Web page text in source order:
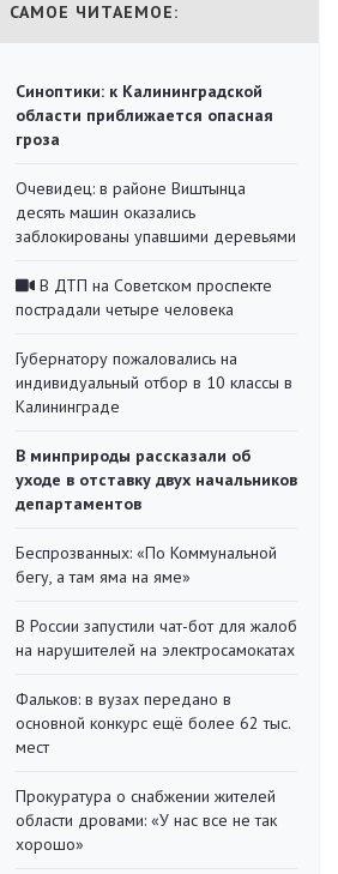
САМОЕ ЧИТАЕМОЕ:
Синоптики: к Калининградской
области приближается опасная
гроза
Очевидец: в районе Виштынца
десять машин оказались
заблокированы упавшими деревьями
В ДТП на Советском проспекте
пострадали четыре человека
Губернатору пожаловались на
индивидуальный отбор в 10 классы в
Калининграде
В минприроды рассказали об
уходе в отставку двух начальников
департаментов
Беспрозванных: «По Коммунальной
бегу, а там яма на яме»
В России запустили чат-бот для жалоб
на нарушителей на электросамокатах
Фальков: в вузах передано в
основной конкурс ещё более 62 тыс.
мест
Прокуратура о снабжении жителей
области дровами: «У нас все не так
хорошо»